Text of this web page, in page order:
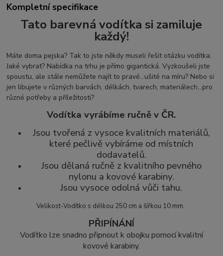
Kompletní specifikace
Tato barevná vodítka si zamiluje
každý!
Máte doma pejska? Tak to jste někdy museli řešit otázku vodítka.
Jaké vybrat? Nabídka na trhu je přímo gigantická. Vyzkoušeli jste
spoustu, ale stále nemůžete najít to pravé...ušité na míru? Nebo si
jen libujete v různých barvách, délkách, tvarech, materiálech...pro
různé potřeby a příležitosti?
Vodítka vyrábíme ručně v ČR.
Jsou tvořená z vysoce kvalitních materiálů,
které pečlivě vybíráme od místních
dodavatelů.
Jsou dělaná ručně z kvalitního pevného
nylonu a kovové karabiny.
Jsou vysoce odolná vůči tahu.
Velikost-Vodítko s délkou 250 cm a šířkou 10 mm.
PŘIPÍNÁNÍ
Vodítko lze snadno připnout k obojku pomocí kvalitní
kovové karabiny.